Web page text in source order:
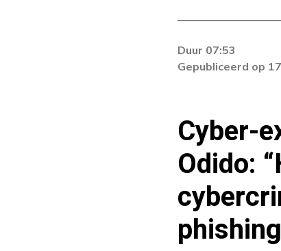
Er is een
zich blijft
Duur 07:53
Gepubliceerd op
Cyber-
Odido: